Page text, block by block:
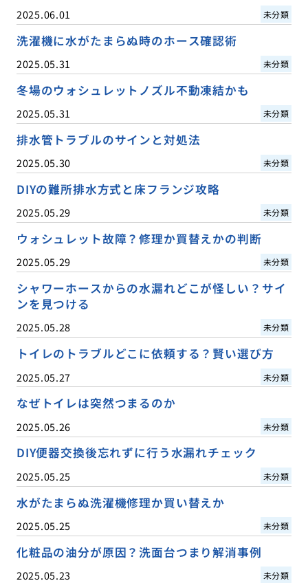
2025.06.01 未分類
洗濯機に水がたまらぬ時のホース確認術
2025.05.31 未分類
冬場のウォシュレットノズル不動凍結かも
2025.05.31 未分類
排水管トラブルのサインと対処法
2025.05.30 未分類
DIYの難所排水方式と床フランジ攻略
2025.05.29 未分類
ウォシュレット故障？修理か買替えかの判断
2025.05.29 未分類
シャワーホースからの水漏れどこが怪しい？サイ
ンを見つける
2025.05.28 未分類
トイレのトラブルどこに依頼する？賢い選び方
2025.05.27 未分類
なぜトイレは突然つまるのか
2025.05.26 未分類
DIY便器交換後忘れずに行う水漏れチェック
2025.05.25 未分類
水がたまらぬ洗濯機修理か買い替えか
2025.05.25 未分類
化粧品の油分が原因？洗面台つまり解消事例
2025.05.23 未分類